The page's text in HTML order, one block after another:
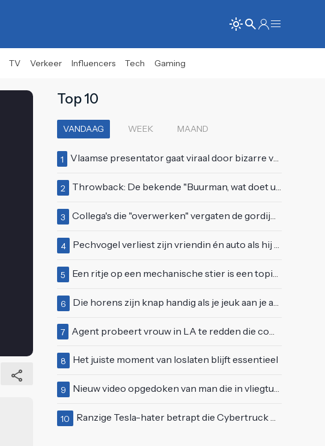
TV Verkeer Influencers Tech Gaming
Top 10
VANDAAG WEEK MAAND
1 Vlaamse presentator gaat viraal door bizarre vertoning op live televisie: "Helemaal stijf van de bloem"
2 Throwback: De bekende "Buurman, wat doet u nu?"-scène uit Flodder met Tatjana Šimić
3 Collega's die "overwerken" vergaten de gordijnen dicht te doen
4 Pechvogel verliest zijn vriendin én auto als hij bocht te scherp neemt
5 Een ritje op een mechanische stier is een topidee voor een eerste date
6 Die horens zijn knap handig als je jeuk aan je arie hebt
7 Agent probeert vrouw in LA te redden die compleet van het padje is
8 Het juiste moment van loslaten blijft essentieel
9 Nieuw video opgedoken van man die in vliegtuigmotor springt op vliegveld Milaan
10 Ranzige Tesla-hater betrapt die Cybertruck op een 'speciale bruine coating' trakteert